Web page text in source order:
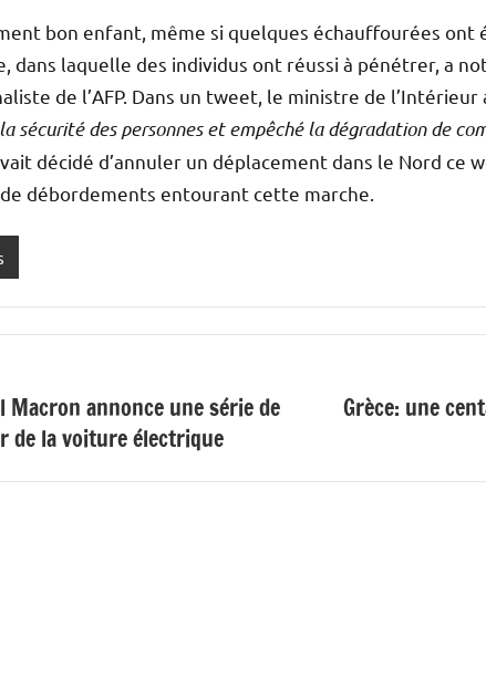
bon enfant, même si quelques échauffourées ont
dans laquelle des individus ont réussi à pénétrer, a
de l’AFP. Dans un tweet, le ministre de
sécurité des personnes et empêché la dégradation de
décidé d’annuler un déplacement dans le Nord ce
débordements entourant cette marche.
Macron annonce une série de
de la voiture électrique
Grèce: une